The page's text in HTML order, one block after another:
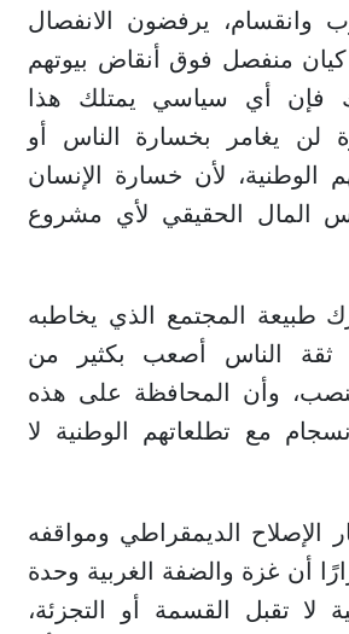
يرفضون الانفصال
منفصل فوق أنقاض بيوتهم
فإن أي سياسي يمتلك هذا
لن يغامر بخسارة الناس أو
الوطنية، لأن خسارة الإنسان
المال الحقيقي لأي مشروع
طبيعة المجتمع الذي يخاطبه
الناس أصعب بكثير من
وأن المحافظة على هذه
مع تطلعاتهم الوطنية لا
الإصلاح الديمقراطي ومواقفه
أن غزة والضفة الغربية وحدة
لا تقبل القسمة أو التجزئة،